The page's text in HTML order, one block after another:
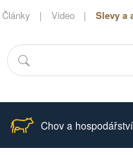
Články Video Slevy a
Hledat
Chov a hospodářství